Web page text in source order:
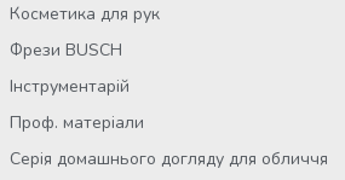
Косметика для рук
Фрези BUSCH
Інструментарій
Проф. матеріали
Серія домашнього догляду для обличчя